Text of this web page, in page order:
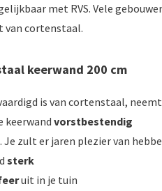
met RVS. Vele
van cortenstaal.
keerwand 200 cm
is van cortenstaal,
keerwand vorstbestendig
. Je zult er jaren plezier van
sterk
uit in je tuin